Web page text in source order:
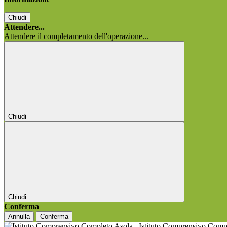
Chiudi
Attendere...
Attendere il completamento dell'operazione...
Chiudi
Chiudi
Conferma
Annulla Conferma